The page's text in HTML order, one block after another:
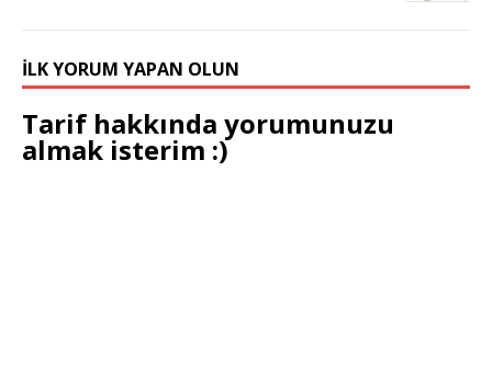
İLK YORUM YAPAN OLUN
Tarif hakkında yorumunuzu
almak isterim :)